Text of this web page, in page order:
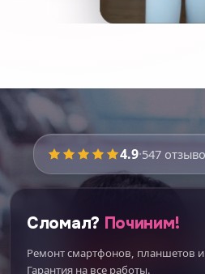
4.9·547
Сломал? Починим!
Ремонт смартфонов, планшетов и
Гарантия на все работы.